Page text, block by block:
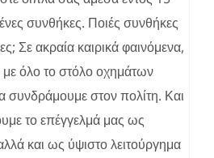
συνθήκες. Ποιές συνθήκες
Σε ακραία καιρικά φαινόμενα,
με όλο το στόλο οχημάτων
συνδράμουμε στον πολίτη. Και
το επέγγελμά μας ως
και ως ύψιστο λειτούργημα